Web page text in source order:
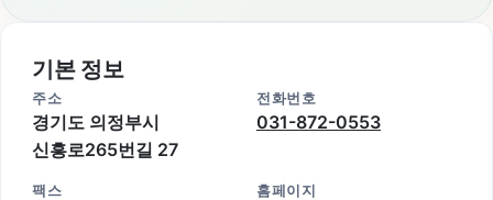
기본 정보
주소
경기도 의정부시
신흥로265번길 27
전화번호
031-872-0553
팩스 홈페이지